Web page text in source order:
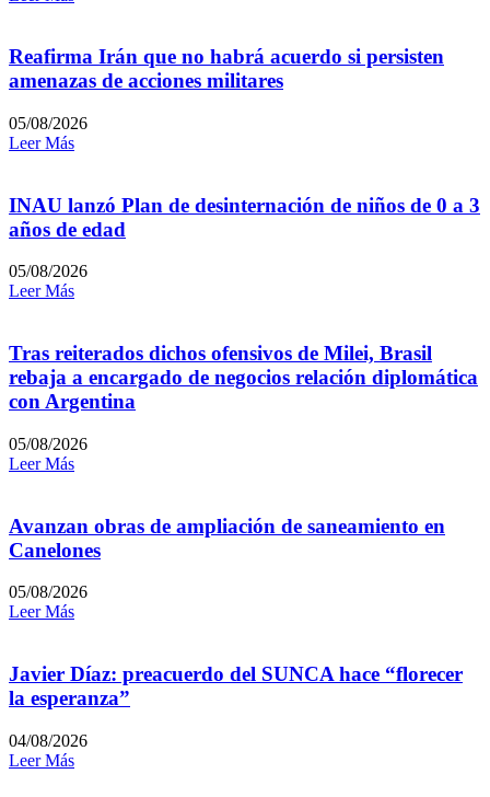
Reafirma Irán que no habrá acuerdo si persisten
amenazas de acciones militares
05/08/2026
Leer Más
INAU lanzó Plan de desinternación de niños de 0 a 3
años de edad
05/08/2026
Leer Más
Tras reiterados dichos ofensivos de Milei, Brasil
rebaja a encargado de negocios relación diplomática
con Argentina
05/08/2026
Leer Más
Avanzan obras de ampliación de saneamiento en
Canelones
05/08/2026
Leer Más
Javier Díaz: preacuerdo del SUNCA hace “florecer
la esperanza”
04/08/2026
Leer Más